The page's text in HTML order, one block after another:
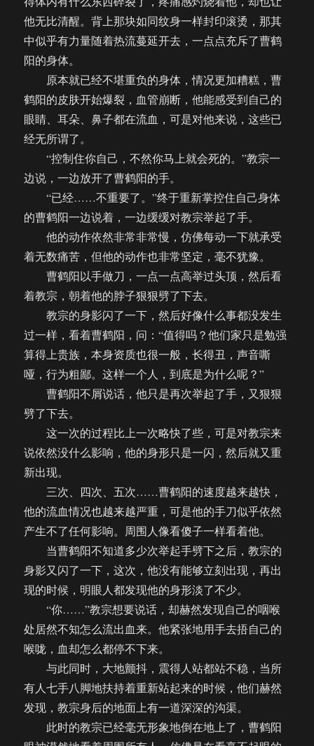
他无比清醒。背上那块如同纹身一样封印滚烫，那其
中似乎有力量随着热流蔓延开去，一点点充斥了曹鹤
阳的身体。
原本就已经不堪重负的身体，情况更加糟糕，曹
鹤阳的皮肤开始爆裂，血管崩断，他能感受到自己的
眼睛、耳朵、鼻子都在流血，可是对他来说，这些已
经无所谓了。
“控制住你自己，不然你马上就会死的。”教宗一
边说，一边放开了曹鹤阳的手。
“已经……不重要了。”终于重新掌控住自己身体
的曹鹤阳一边说着，一边缓缓对教宗举起了手。
他的动作依然非常非常慢，仿佛每动一下就承受
着无数痛苦，但他的动作也非常坚定，毫不犹豫。
曹鹤阳以手做刀，一点一点高举过头顶，然后看
着教宗，朝着他的脖子狠狠劈了下去。
教宗的身影闪了一下，然后好像什么事都没发生
过一样，看着曹鹤阳，问：“值得吗？他们家只是勉强
算得上贵族，本身资质也很一般，长得丑，声音嘶
哑，行为粗鄙。这样一个人，到底是为什么呢？”
曹鹤阳不屑说话，他只是再次举起了手，又狠狠
劈了下去。
这一次的过程比上一次略快了些，可是对教宗来
说依然没什么影响，他的身形只是一闪，然后就又重
新出现。
三次、四次、五次……曹鹤阳的速度越来越快，
他的流血情况也越来越严重，可是他的手刀似乎依然
产生不了任何影响。周围人像看傻子一样看着他。
当曹鹤阳不知道多少次举起手劈下之后，教宗的
身影又闪了一下，这次，他没有能够立刻出现，再出
现的时候，明眼人都发现他的身形淡了不少。
“你……”教宗想要说话，却赫然发现自己的咽喉
处居然不知怎么流出血来。他紧张地用手去捂自己的
喉咙，血却怎么都停不下来。
与此同时，大地颤抖，震得人站都站不稳，当所
有人七手八脚地扶持着重新站起来的时候，他们赫然
发现，教宗身后的地面上有一道深深的沟渠。
此时的教宗已经毫无形象地倒在地上了，曹鹤阳